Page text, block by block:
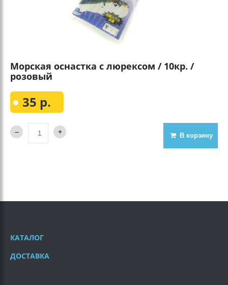
Морская оснастка с люрексом / 10кр. /
розовый
35 р.
В корзину
КАТАЛОГ
ДОСТАВКА